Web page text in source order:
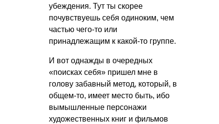
убеждения. Тут ты скорее
почувствуешь себя одиноким, чем
частью чего-то или
принадлежащим к какой-то группе.
И вот однажды в очередных
«поисках себя» пришел мне в
голову забавный метод, который, в
общем-то, имеет место быть, ибо
вымышленные персонажи
художественных книг и фильмов